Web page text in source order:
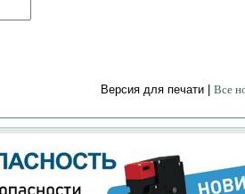
Версия для печати | Все